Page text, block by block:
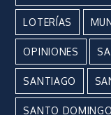
LOTERÍAS
OPINIONES
SANTIAGO
SANTO